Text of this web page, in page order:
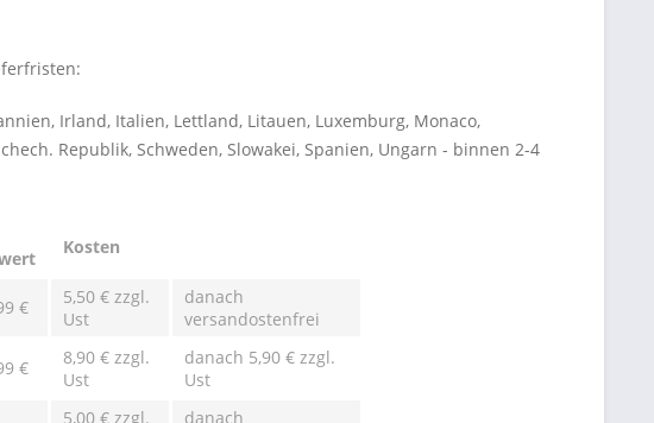
Irland, Italien, Lettland, Litauen, Luxemburg, Monaco,
Republik, Schweden, Slowakei, Spanien, Ungarn - binnen 2-4
Kosten
€
5,50 € zzgl.
Ust
danach
versandostenfrei
€
8,90 € zzgl.
Ust
danach 5,90 € zzgl.
Ust
5,00 € zzgl.
danach